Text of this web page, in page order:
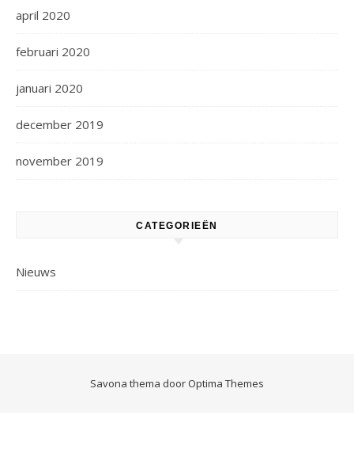
april 2020
februari 2020
januari 2020
december 2019
november 2019
CATEGORIEËN
Nieuws
Savona thema door Optima Themes